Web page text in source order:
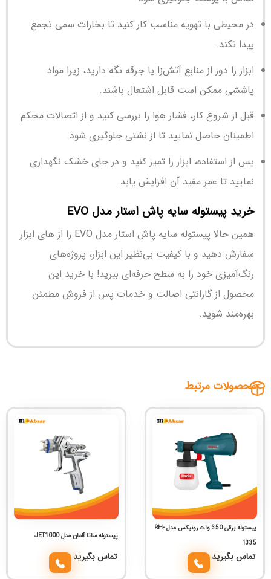
در محیطی با تهویه مناسب کار کنید تا بخارات سمی تجمع
پیدا نکند.
ابزار را دور از منابع آتش‌زا یا جرقه نگه دارید، زیرا مواد
پاششی ممکن است قابل اشتعال باشند.
قبل از شروع کار، فشار هوا را بررسی کنید و از اتصالات محکم
اطمینان حاصل نمایید تا از نشتی جلوگیری شود.
پس از استفاده، ابزار را تمیز کنید و در جای خشک نگهداری
نمایید تا عمر مفید آن افزایش یابد.
خرید پیستوله سایه پاش استار مدل EVO
همین حالا پیستوله سایه پاش استار مدل EVO را از های ابزار
سفارش دهید و با کیفیت بی‌نظیر این ابزار، پروژه‌های
رنگ‌آمیزی خود را به سطح حرفه‌ای ببرید! با خرید این
محصول از گارانتی اصالت و خدمات پس از فروش مطمئن
بهره‌مند شوید.
محصولات مرتبط
پیستوله برقی 350 وات رونیکس مدل RH-
1335
تماس بگیرید
پیستوله ساتا آلمان مدل JET1000
تماس بگیرید